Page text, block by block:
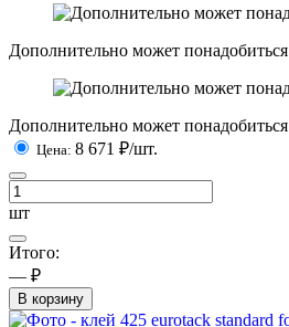
Дополнительно может понадобиться
Дополнительно может понадобиться
Цена: 8 671 ₽/шт.
шт
Итого:
— ₽
В корзину